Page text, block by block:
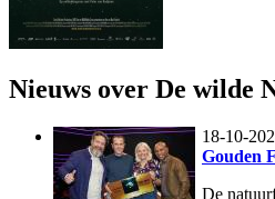
Nieuws over De wilde
18-10-
Gouden
De